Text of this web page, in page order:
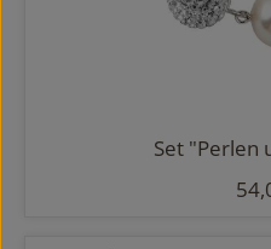
Set "Perlen